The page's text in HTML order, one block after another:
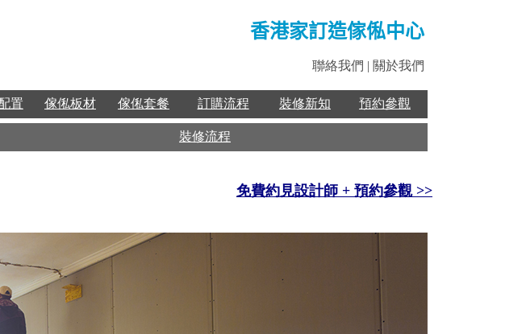
香港家訂造傢俬中心
聯絡我們 | 關於我們
置 傢俬板材 傢俬套餐 訂購流程 裝修新知 預約參觀
裝修流程
免費約見設計師 + 預約參觀 >>